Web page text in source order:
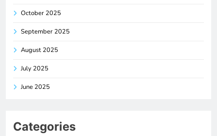
October 2025
September 2025
August 2025
July 2025
June 2025
Categories